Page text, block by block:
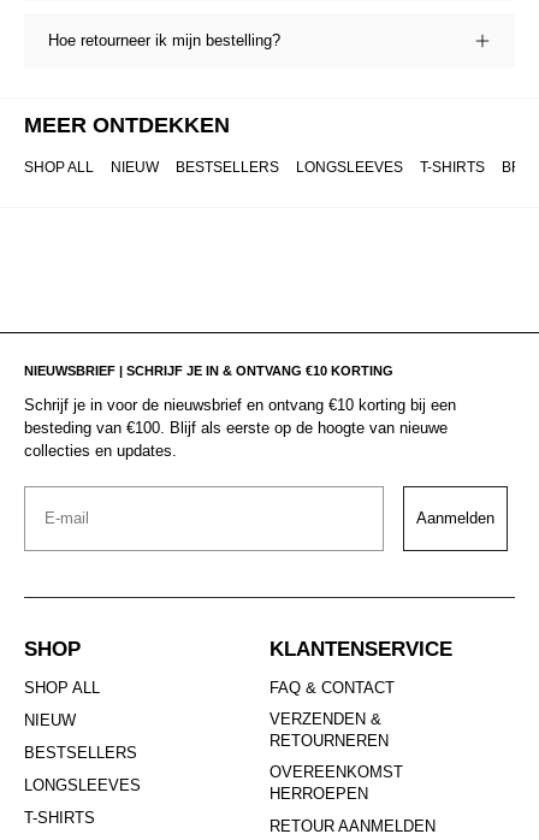
Hoe retourneer ik mijn bestelling?
MEER ONTDEKKEN
SHOP ALL NIEUW BESTSELLERS LONGSLEEVES T-SHIRTS
NIEUWSBRIEF | SCHRIJF JE IN & ONTVANG €10 KORTING
Schrijf je in voor de nieuwsbrief en ontvang €10 korting bij een
besteding van €100. Blijf als eerste op de hoogte van nieuwe
collecties en updates.
Email
Aanmelden
SHOP
SHOP ALL
NIEUW
BESTSELLERS
LONGSLEEVES
T-SHIRTS
KLANTENSERVICE
FAQ & CONTACT
VERZENDEN &
RETOURNEREN
OVEREENKOMST
HERROEPEN
RETOUR AANMELDEN